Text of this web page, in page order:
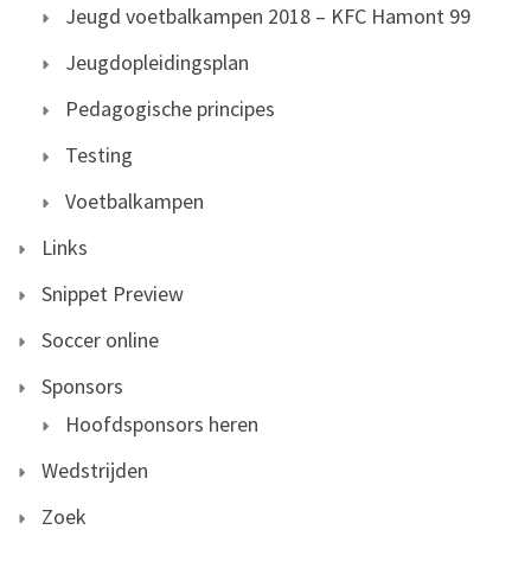
Jeugd voetbalkampen 2018 – KFC Hamont 99
Jeugdopleidingsplan
Pedagogische principes
Testing
Voetbalkampen
Links
Snippet Preview
Soccer online
Sponsors
Hoofdsponsors heren
Wedstrijden
Zoek